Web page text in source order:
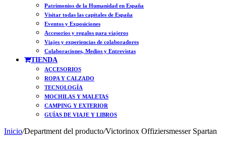
Patrimonios de la Humanidad en España
Visitar todas las capitales de España
Eventos y Exposiciones
Accesorios y regalos para viajeros
Viajes y experiencias de colaboradores
Colaboraciones, Medios y Entrevistas
TIENDA
ACCESORIOS
ROPA Y CALZADO
TECNOLOGÍA
MOCHILAS Y MALETAS
CAMPING Y EXTERIOR
GUÍAS DE VIAJE Y LIBROS
Inicio/Department del producto/Victorinox Offiziersmesser Spartan